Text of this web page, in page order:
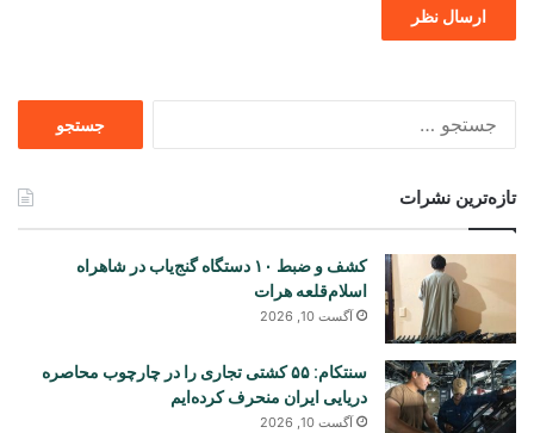
تازه‌ترین نشرات
کشف و ضبط ۱۰ دستگاه گنج‌یاب در شاهراه
اسلام‌قلعه هرات
آگست 10, 2026
سنتکام: ۵۵ کشتی تجاری را در چارچوب محاصره
دریایی ایران منحرف کرده‌ایم
آگست 10, 2026